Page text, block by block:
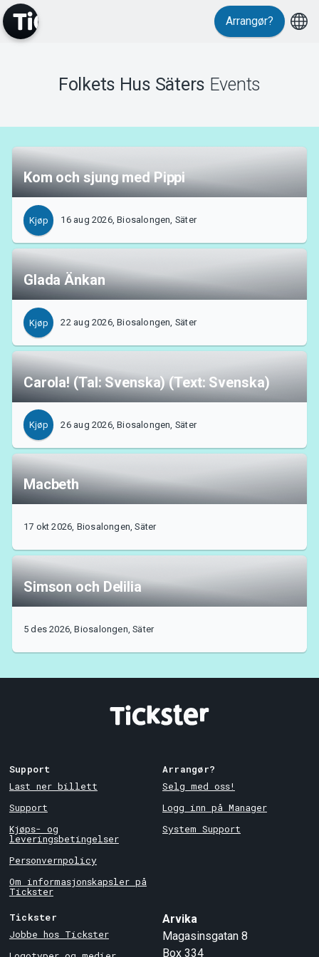
MyTickster
Support
Om Tickster
Arrangør?
Folkets Hus Säters Events
Kom och sjung med Pippi
Kjøp 16 aug 2026, Biosalongen, Säter
Glada Änkan
Kjøp 22 aug 2026, Biosalongen, Säter
Carola! (Tal: Svenska) (Text: Svenska)
Kjøp 26 aug 2026, Biosalongen, Säter
Macbeth
17 okt 2026, Biosalongen, Säter
Simson och Delilia
5 des 2026, Biosalongen, Säter
Support
Last ner billett
Support
Kjøps- og
leveringsbetingelser
Personvernpolicy
Om informasjonskapsler på
Tickster
Arrangør?
Selg med oss!
Logg inn på Manager
System Support
Tickster
Jobbe hos Tickster
Arvika
Magasinsgatan 8
Box 334